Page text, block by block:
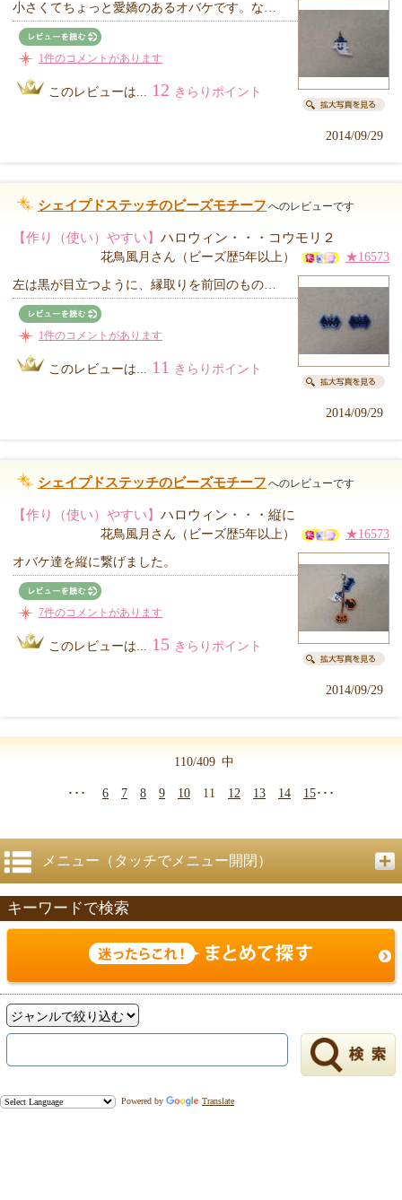
小さくてちょっと愛嬌のあるオバケです。な…
1件のコメントがあります
このレビューは... 12 きらりポイント
2014/09/29
シェイプドステッチのビーズモチーフ へのレビューです
【作り（使い）やすい】 ハロウィン・・・コウモリ２
花鳥風月さん（ビーズ歴5年以上） ★16573
左は黒が目立つように、縁取りを前回のもの…
1件のコメントがあります
このレビューは... 11 きらりポイント
2014/09/29
シェイプドステッチのビーズモチーフ へのレビューです
【作り（使い）やすい】 ハロウィン・・・縦に
花鳥風月さん（ビーズ歴5年以上） ★16573
オバケ達を縦に繋げました。
7件のコメントがあります
このレビューは... 15 きらりポイント
2014/09/29
110/409 中
･･･ 6 7 8 9 10 11 12 13 14 15･･･
メニュー（タッチでメニュー開閉）
キーワードで検索
Powered by Translate